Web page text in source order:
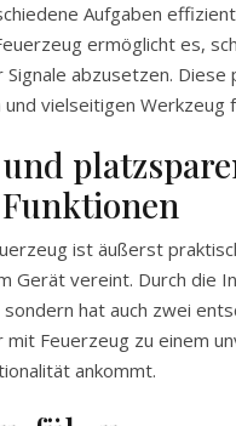
Aufgaben
ermöglicht es,
abzusetzen.
vielseitigen
ist äußerst
Gerät vereint. Durch die
hat auch zwei
mit Feuerzeug zu einem
ankommt.